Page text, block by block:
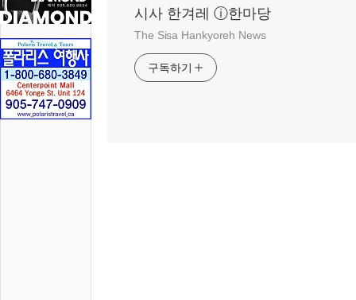
시사 한겨레 ⓘ한마당
The Sisa Hankyoreh News
구독하기